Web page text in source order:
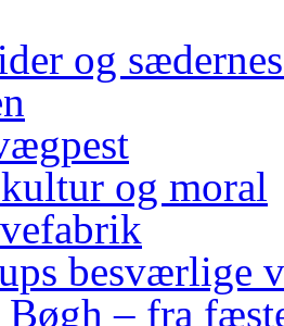
og
og moral
besværlige
Bøgh – fra